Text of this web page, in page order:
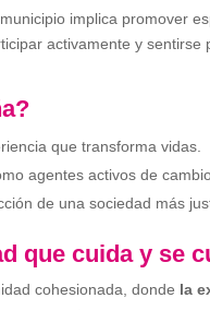
implica promover
activamente y
que transforma vidas.
agentes activos de
de una sociedad más
que cuida y se
cohesionada, donde la